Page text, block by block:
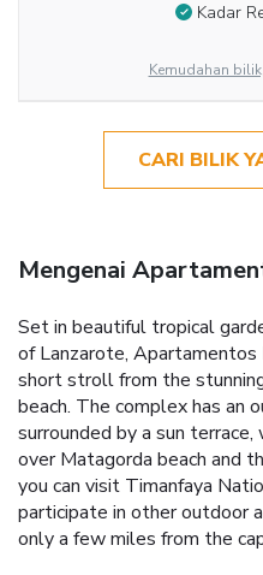
Kadar
Kemudahan
CARI BILIK
Mengenai
Set in beautiful tropical
of Lanzarote, Apartamentos
short stroll from the
beach. The complex has an
surrounded by a sun
over Matagorda beach and
you can visit Timanfaya
participate in other outdoor
only a few miles from the